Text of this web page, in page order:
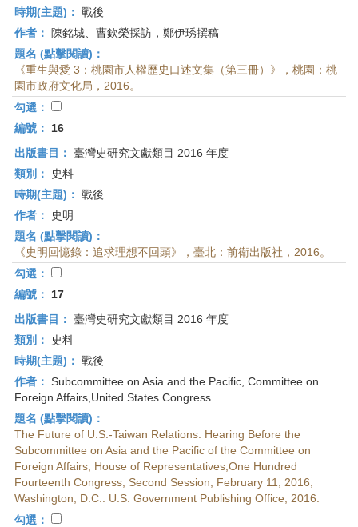
時期(主題)： 戰後
作者：
陳銘城、曹欽榮採訪，鄭伊琇撰稿
題名 (點擊閱讀)：
《重生與愛 3：桃園市人權歷史口述文集（第三冊）》，桃園：桃
園市政府文化局，2016。
勾選：
編號：
16
出版書目： 臺灣史研究文獻類目 2016 年度
類別：
史料
時期(主題)： 戰後
作者：
史明
題名 (點擊閱讀)：
《史明回憶錄：追求理想不回頭》，臺北：前衛出版社，2016。
勾選：
編號：
17
出版書目： 臺灣史研究文獻類目 2016 年度
類別：
史料
時期(主題)： 戰後
作者： Subcommittee on Asia and the Pacific, Committee on
Foreign Affairs,United States Congress
題名 (點擊閱讀)：
The Future of U.S.-Taiwan Relations: Hearing Before the
Subcommittee on Asia and the Pacific of the Committee on
Foreign Affairs, House of Representatives,One Hundred
Fourteenth Congress, Second Session, February 11, 2016,
Washington, D.C.: U.S. Government Publishing Office, 2016.
勾選：